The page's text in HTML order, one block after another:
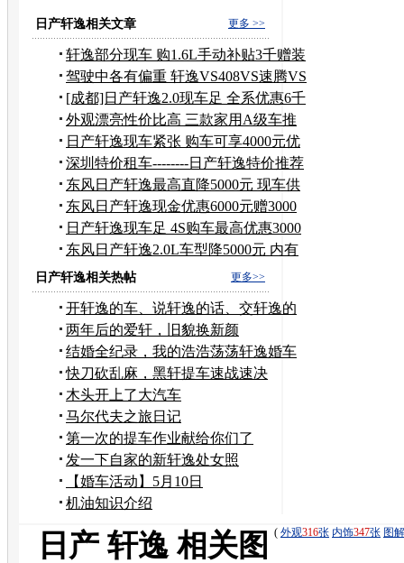
更多 >>
日产轩逸相关文章
轩逸部分现车 购1.6L手动补贴3千赠装
具
驾驶中各有偏重 轩逸VS408VS速腾VS
英朗
[成都]日产轩逸2.0现车足 全系优惠6千
元
外观漂亮性价比高 三款家用A级车推
荐
日产轩逸现车紧张 购车可享4000元优
惠
深圳特价租车--------日产轩逸特价推荐
东风日产轩逸最高直降5000元 现车供
应
东风日产轩逸现金优惠6000元赠3000
油卡
日产轩逸现车足 4S购车最高优惠3000
元
东风日产轩逸2.0L车型降5000元 内有
现车
更多>>
日产轩逸相关热帖
开轩逸的车、说轩逸的话、交轩逸的
作业，
两年后的爱轩，旧貌换新颜
结婚全纪录，我的浩浩荡荡轩逸婚车
（一图不留）
快刀砍乱麻，黑轩提车速战速决
木头开上了大汽车
马尔代夫之旅日记
第一次的提车作业献给你们了
发一下自家的新轩逸处女照
【婚车活动】5月10日
机油知识介绍
( 外观316张 内饰347张 图解
日产 轩逸 相关图